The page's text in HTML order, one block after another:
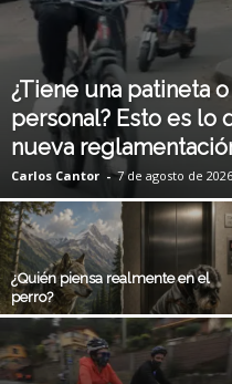
¿Tiene una patineta
personal? Esto es lo
nueva
Carlos Cantor - 7 de agosto de 2026
¿Quién piensa realmente en el
perro?